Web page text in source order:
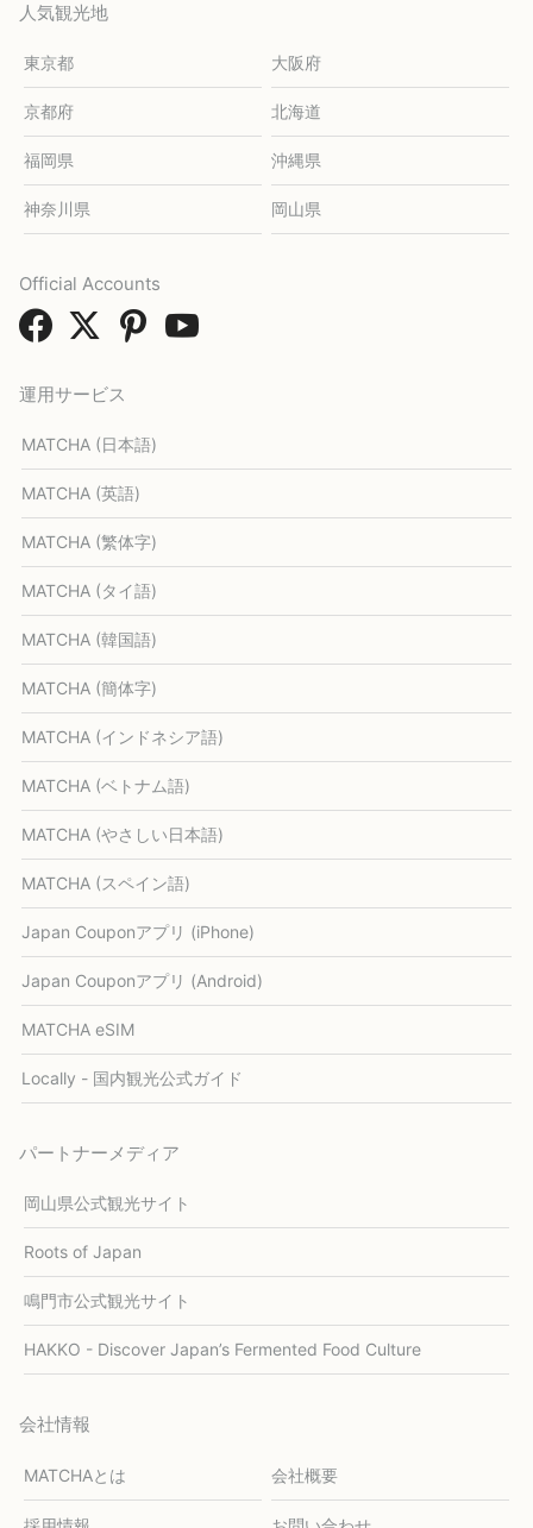
人気観光地
東京都 大阪府
京都府 北海道
福岡県 沖縄県
神奈川県 岡山県
運用サービス
MATCHA (日本語)
MATCHA (英語)
MATCHA (繁体字)
MATCHA (タイ語)
MATCHA (韓国語)
MATCHA (簡体字)
MATCHA (インドネシア語)
MATCHA (ベトナム語)
MATCHA (やさしい日本語)
MATCHA (スペイン語)
Japan Couponアプリ (iPhone)
Japan Couponアプリ (Android)
MATCHA eSIM
Locally - 国内観光公式ガイド
パートナーメディア
岡山県公式観光サイト
Roots of Japan
鳴門市公式観光サイト
HAKKO - Discover Japan’s Fermented Food Culture
会社情報
MATCHAとは 会社概要
Official Accounts